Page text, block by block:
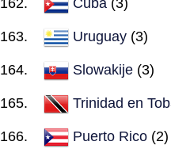
Uruguay (3)
Slowakije (3)
Trinidad en
Puerto Rico (2)